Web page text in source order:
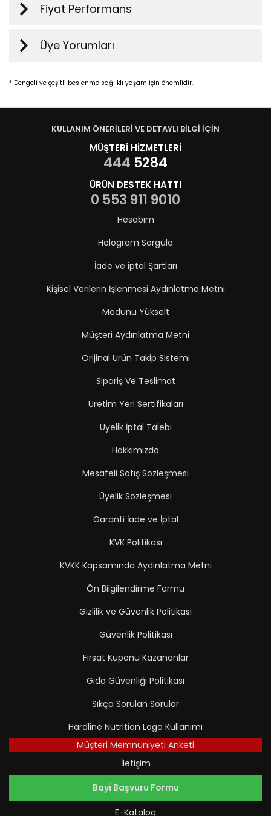
Fiyat Performans
Üye Yorumları
* Dengeli ve çeşitli beslenme sağlıklı yaşam için önemlidir.
KULLANIM ÖNERİLERİ VE DETAYLI BİLGİ İÇİN
MÜŞTERİ HİZMETLERİ
444 5284
ÜRÜN DESTEK HATTI
0 553 911 9010
Hesabım
Hologram Sorgula
İade ve iptal Şartları
Kişisel Verilerin İşlenmesi Aydınlatma Metni
Modunu Yükselt
Müşteri Aydınlatma Metni
Orijinal Ürün Takip Sistemi
Sipariş Ve Teslimat
Üretim Yeri Sertifikaları
Üyelik İptal Talebi
Hakkımızda
Mesafeli Satış Sözleşmesi
Üyelik Sözleşmesi
Garanti İade ve İptal
KVK Politikası
KVKK Kapsamında Aydınlatma Metni
Ön Bilgilendirme Formu
Gizlilik ve Güvenlik Politikası
Güvenlik Politikası
Fırsat Kuponu Kazananlar
Gıda Güvenliği Politikası
Sıkça Sorulan Sorular
Hardline Nutrition Logo Kullanımı
Müşteri Memnuniyeti Anketi
İletişim
Bayi Başvuru Formu
E-Katalog